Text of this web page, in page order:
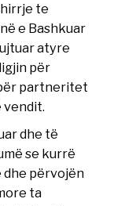
te
e Bashkuar
atyre
për
partneritet
vendit.
dhe të
se kurrë
dhe përvojën
ta